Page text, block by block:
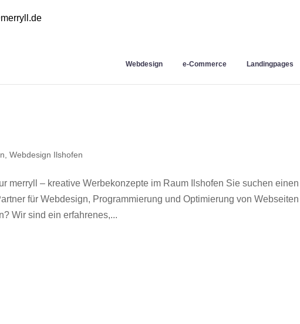
Webdesign e-Commerce Landingpages
,Webdesign Ilshofen
merryll – kreative Werbekonzepte im Raum Ilshofen Sie suchen einen
für Webdesign, Programmierung und Optimierung von Webseiten
Wir sind ein erfahrenes,...